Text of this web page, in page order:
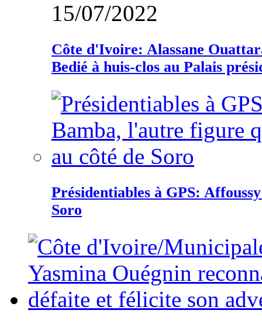
15/07/2022
Côte d'Ivoire: Alassane
Bedié à huis-clos au Palais
Présidentiables à GPS:
Soro